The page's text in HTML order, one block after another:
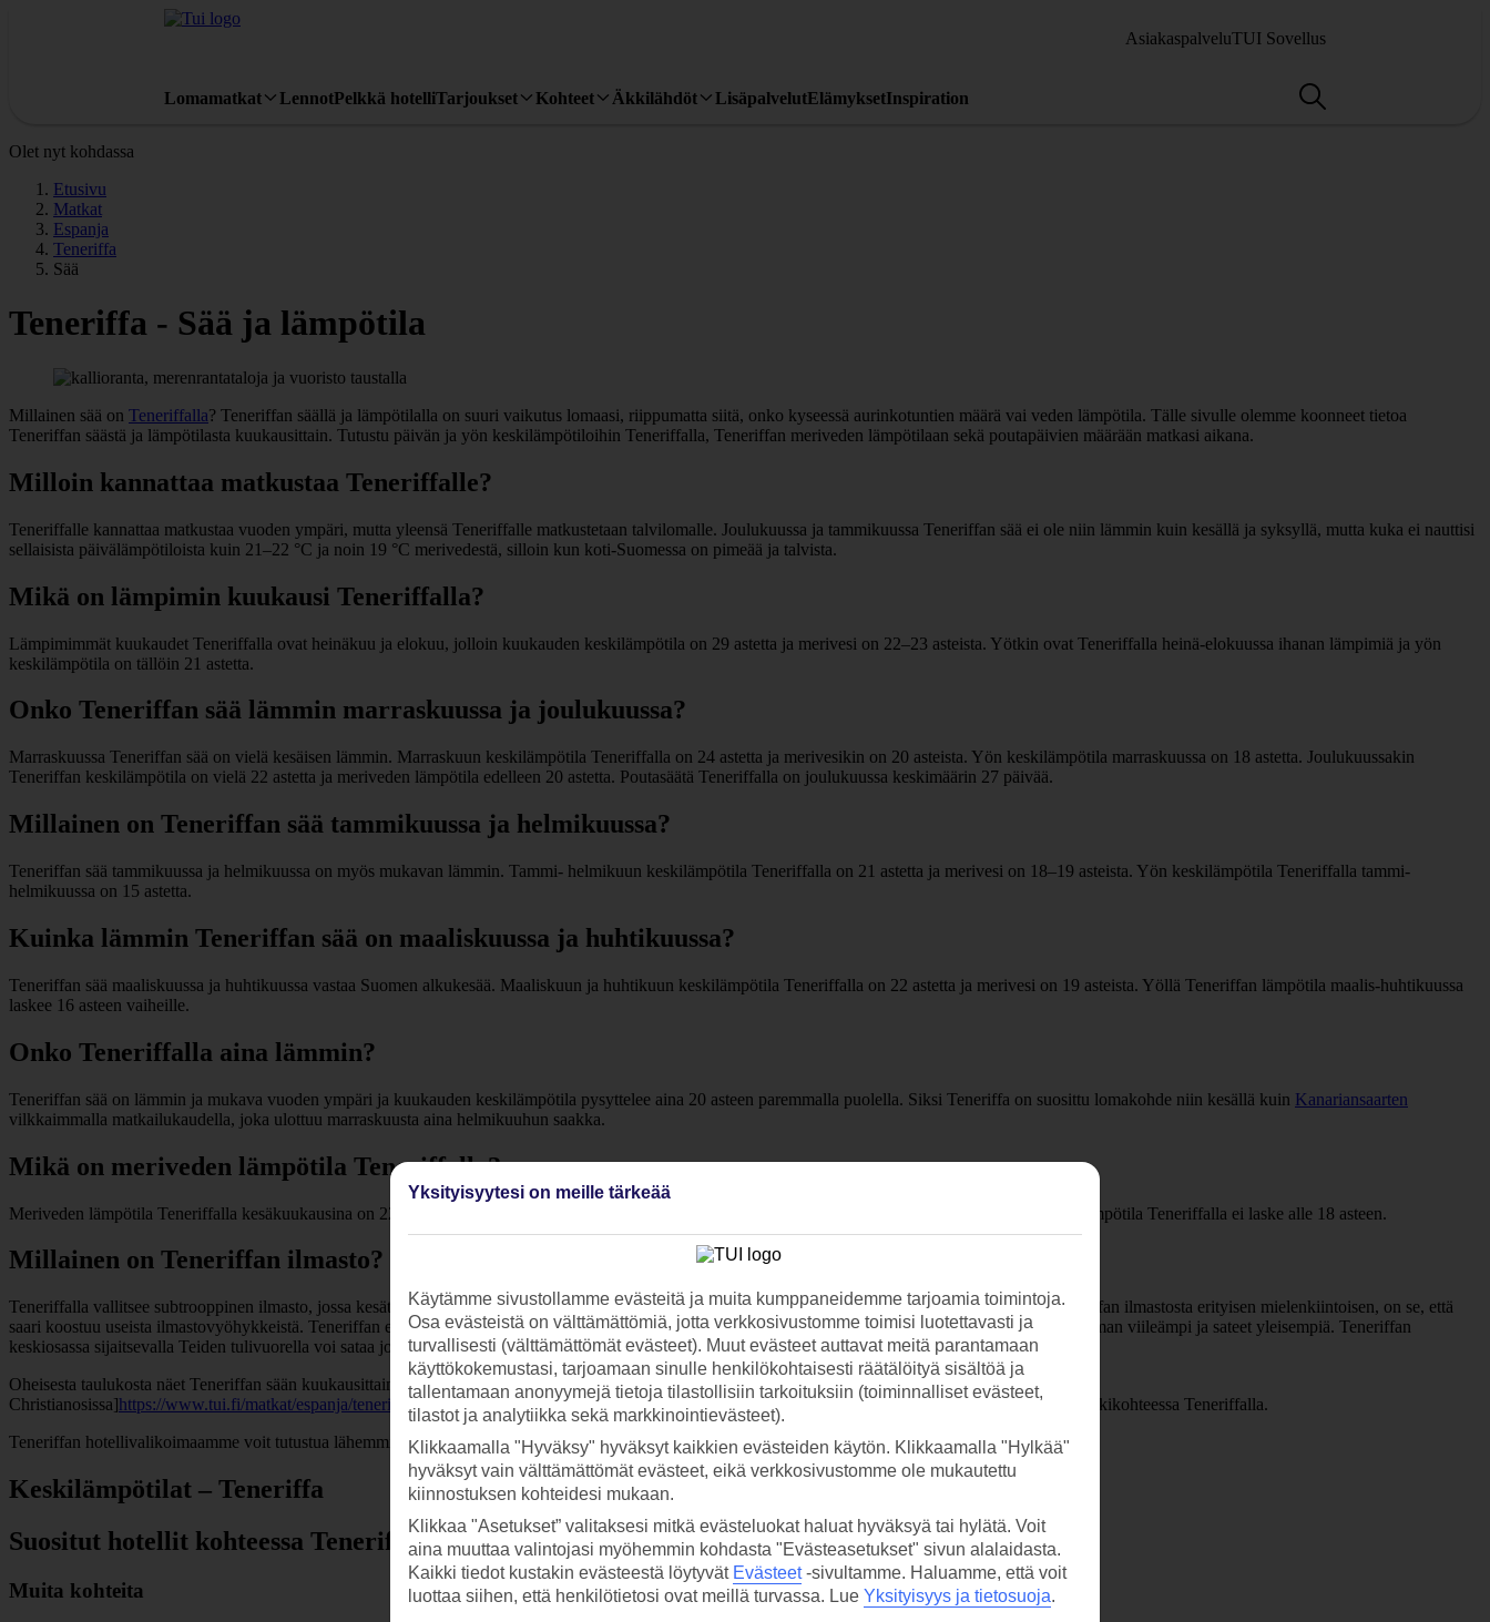
AsiakaspalveluTUI Sovellus
Lomamatkat LennotPelkkä hotelliTarjoukset Kohteet Äkkilähdöt LisäpalvelutElämyksetInspiration
Olet nyt kohdassa
Etusivu
Matkat
Espanja
Teneriffa
Sää
Teneriffa - Sää ja lämpötila
Millainen sää on Teneriffalla? Teneriffan säällä ja lämpötilalla on suuri vaikutus lomaasi, riippumatta siitä, onko kyseessä aurinkotuntien määrä vai veden lämpötila. Tälle sivulle olemme koonneet tietoa
Teneriffan säästä ja lämpötilasta kuukausittain. Tutustu päivän ja yön keskilämpötiloihin Teneriffalla, Teneriffan meriveden lämpötilaan sekä poutapäivien määrään matkasi aikana.
Milloin kannattaa matkustaa Teneriffalle?
Teneriffalle kannattaa matkustaa vuoden ympäri, mutta yleensä Teneriffalle matkustetaan talvilomalle. Joulukuussa ja tammikuussa Teneriffan sää ei ole niin lämmin kuin kesällä ja syksyllä, mutta kuka ei nauttisi
sellaisista päivälämpötiloista kuin 21–22 °C ja noin 19 °C merivedestä, silloin kun koti-Suomessa on pimeää ja talvista.
Mikä on lämpimin kuukausi Teneriffalla?
Lämpimimmät kuukaudet Teneriffalla ovat heinäkuu ja elokuu, jolloin kuukauden keskilämpötila on 29 astetta ja merivesi on 22–23 asteista. Yötkin ovat Teneriffalla heinä-elokuussa ihanan lämpimiä ja yön
keskilämpötila on tällöin 21 astetta.
Onko Teneriffan sää lämmin marraskuussa ja joulukuussa?
Marraskuussa Teneriffan sää on vielä kesäisen lämmin. Marraskuun keskilämpötila Teneriffalla on 24 astetta ja merivesikin on 20 asteista. Yön keskilämpötila marraskuussa on 18 astetta. Joulukuussakin
Teneriffan keskilämpötila on vielä 22 astetta ja meriveden lämpötila edelleen 20 astetta. Poutasäätä Teneriffalla on joulukuussa keskimäärin 27 päivää.
Millainen on Teneriffan sää tammikuussa ja helmikuussa?
Teneriffan sää tammikuussa ja helmikuussa on myös mukavan lämmin. Tammi- helmikuun keskilämpötila Teneriffalla on 21 astetta ja merivesi on 18–19 asteista. Yön keskilämpötila Teneriffalla tammi-
helmikuussa on 15 astetta.
Kuinka lämmin Teneriffan sää on maaliskuussa ja huhtikuussa?
Teneriffan sää maaliskuussa ja huhtikuussa vastaa Suomen alkukesää. Maaliskuun ja huhtikuun keskilämpötila Teneriffalla on 22 astetta ja merivesi on 19 asteista. Yöllä Teneriffan lämpötila maalis-huhtikuussa
laskee 16 asteen vaiheille.
Onko Teneriffalla aina lämmin?
Teneriffan sää on lämmin ja mukava vuoden ympäri ja kuukauden keskilämpötila pysyttelee aina 20 asteen paremmalla puolella. Siksi Teneriffa on suosittu lomakohde niin kesällä kuin Kanariansaarten
vilkkaimmalla matkailukaudella, joka ulottuu marraskuusta aina helmikuuhun saakka.
Mikä on meriveden lämpötila Teneriffalla?
Meriveden lämpötila Teneriffalla kesäkuukausina on 22–23 astetta, joten luvassa on ihania, pitkiä uintihetkiä lämpimissä vesissä. Talvellakaan meriveden lämpötila Teneriffalla ei laske alle 18 asteen.
Millainen on Teneriffan ilmasto?
Teneriffalla vallitsee subtrooppinen ilmasto, jossa kesät ovat kuumia ja talvet leutoja. Teneriffan ilmasto on lämmin vuoden ympäri, mutta mikä tekee Teneriffan ilmastosta erityisen mielenkiintoisen, on se, että
saari koostuu useista ilmastovyöhykkeistä. Teneriffan eteläosassa on yleensä kuumempaa ja aurinkoisempaa, kun taas Teneriffan pohjoisosan ilmasto on hieman viileämpi ja sateet yleisempiä. Teneriffan
keskiosassa sijaitsevalla Teiden tulivuorella voi sataa jopa lunta.
Oheisesta taulukosta näet Teneriffan sään kuukausittain ja lomakohteittain. Näin voit helposti katsoa, millainen sää onPlaya de las Americasissa, [Los
Christianosissa]https://www.tui.fi/matkat/espanja/teneriffa/los-cristianos/ ),Los Gigantesissa,Puerto de la Cruzissa,Golf del Surissatai jossain muussa suosikkikohteessa Teneriffalla.
Teneriffan hotellivalikoimaamme voit tutustua lähemmin alempana.
Keskilämpötilat – Teneriffa
Suositut hotellit kohteessa Teneriffa
Muita kohteita
Yksityisyytesi on meille tärkeää
Käytämme sivustollamme evästeitä ja muita kumppaneidemme tarjoamia toimintoja.
Osa evästeistä on välttämättömiä, jotta verkkosivustomme toimisi luotettavasti ja
turvallisesti (välttämättömät evästeet). Muut evästeet auttavat meitä parantamaan
käyttökokemustasi, tarjoamaan sinulle henkilökohtaisesti räätälöityä sisältöä ja
tallentamaan anonyymejä tietoja tilastollisiin tarkoituksiin (toiminnalliset evästeet,
tilastot ja analytiikka sekä markkinointievästeet).
Klikkaamalla "Hyväksy" hyväksyt kaikkien evästeiden käytön. Klikkaamalla "Hylkää"
hyväksyt vain välttämättömät evästeet, eikä verkkosivustomme ole mukautettu
kiinnostuksen kohteidesi mukaan.
Klikkaa "Asetukset” valitaksesi mitkä evästeluokat haluat hyväksyä tai hylätä. Voit
aina muuttaa valintojasi myöhemmin kohdasta "Evästeasetukset" sivun alalaidasta.
Kaikki tiedot kustakin evästeestä löytyvät Evästeet-sivultamme. Haluamme, että voit
luottaa siihen, että henkilötietosi ovat meillä turvassa. Lue Yksityisyys ja tietosuoja.